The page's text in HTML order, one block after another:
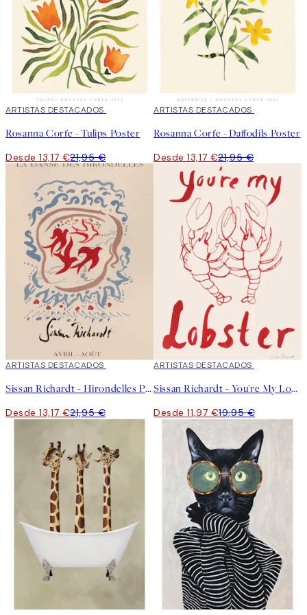
40%*
ARTISTAS DESTACADOS
Rosanna Corfe - Tulips Poster
Desde 13,17 €21,95 €
40%*
ARTISTAS DESTACADOS
Rosanna Corfe - Daffodils Poster
Desde 13,17 €21,95 €
40%*
ARTISTAS DESTACADOS
Sissan Richardt - Hirondelles Poster
Desde 13,17 €21,95 €
40%*
ARTISTAS DESTACADOS
Sissan Richardt - You're My Lobster Poster
Desde 11,97 €19,95 €